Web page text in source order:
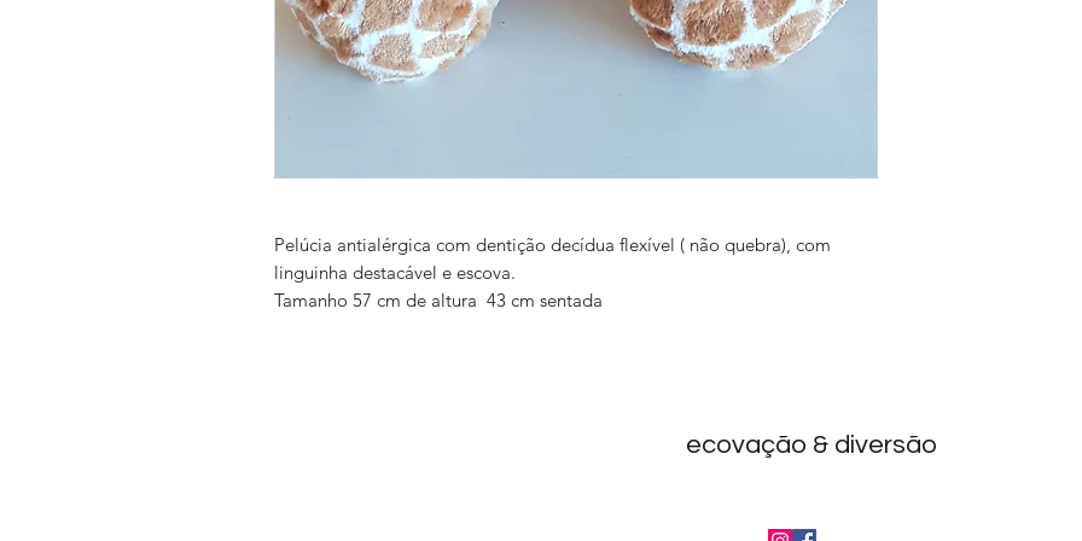
Pelúcia antialérgica com dentição decídua flexível ( não quebra), com
linguinha destacável e escova.
Tamanho 57 cm de altura 43 cm sentada
ecovação & diversão